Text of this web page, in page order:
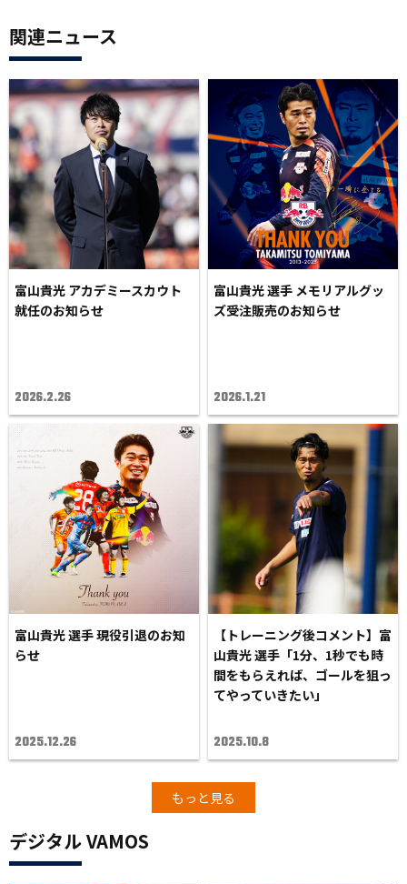
関連ニュース
富山貴光 アカデミースカウト
就任のお知らせ
2026.2.26
富山貴光 選手 メモリアルグッ
ズ受注販売のお知らせ
2026.1.21
富山貴光 選手 現役引退のお知
らせ
2025.12.26
【トレーニング後コメント】富
山貴光 選手「1分、1秒でも時
間をもらえれば、ゴールを狙っ
てやっていきたい」
2025.10.8
もっと見る
デジタル VAMOS